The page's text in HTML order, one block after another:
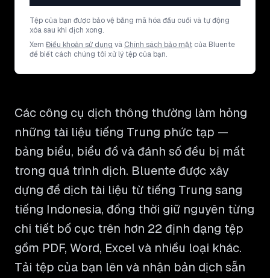
Tệp của bạn được bảo vệ bằng mã hóa đầu cuối và tự động
xóa sau khi dịch xong.
Xem Điều khoản sử dụng và Chính sách bảo mật của Bluente
để biết cách chúng tôi xử lý tệp của bạn.
Các công cụ dịch thông thường làm hỏng
những tài liệu tiếng Trung phức tạp —
bảng biểu, biểu đồ và đánh số đều bị mất
trong quá trình dịch. Bluente được xây
dựng để dịch tài liệu từ tiếng Trung sang
tiếng Indonesia, đồng thời giữ nguyên từng
chi tiết bố cục trên hơn 22 định dạng tệp
gồm PDF, Word, Excel và nhiều loại khác.
Tải tệp của bạn lên và nhận bản dịch sẵn